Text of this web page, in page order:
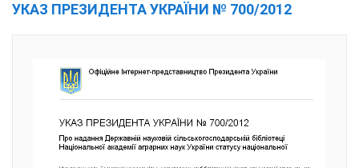
УКАЗ ПРЕЗИДЕНТА УКРАЇНИ № 700/2012